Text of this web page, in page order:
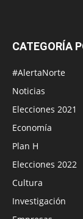
CATEGORÍA
#AlertaNorte
Noticias
Elecciones 2021
Economía
Plan H
Elecciones 2022
Cultura
Investigación